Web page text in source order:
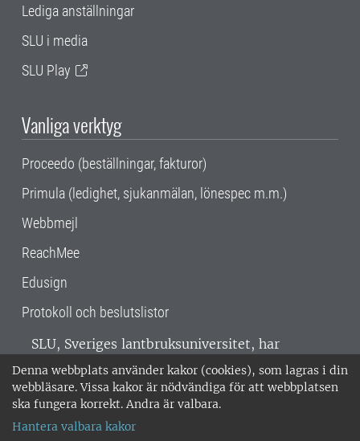
Denna webbplats använder kakor (cookies), som lagras i din
webbläsare. Vissa kakor är nödvändiga för att webbplatsen
ska fungera korrekt. Andra är valbara.
Hantera valbara kakor
Lediga anställningar
SLU i media
SLU Play
Vanliga verktyg
Proceedo (beställningar, fakturor)
Primula (ledighet, sjukanmälan, lönespec m.m.)
Webbmejl
ReachMee
Edusign
Protokoll och beslutslistor
SLU, Sveriges lantbruksuniversitet, har
verksamhet över hela Sverige. Huvudorter är
Alnarp, Uppsala och Umeå.SLU är
miljöcertifierat enligt ISO 14001. •
018-67 10 00 • Org nr: 202100-2817 •